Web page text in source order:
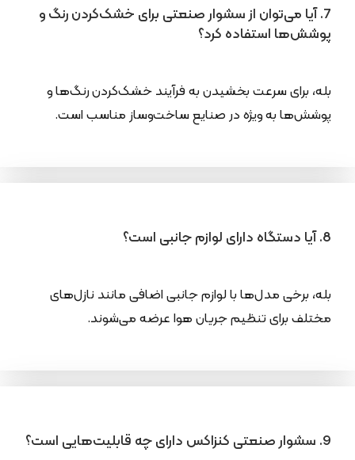
7. آیا می‌توان از سشوار صنعتی برای خشک‌کردن رنگ و
پوشش‌ها استفاده کرد؟
بله، برای سرعت بخشیدن به فرآیند خشک‌کردن رنگ‌ها و
پوشش‌ها به ویژه در صنایع ساخت‌وساز مناسب است.
8. آیا دستگاه دارای لوازم جانبی است؟
بله، برخی مدل‌ها با لوازم جانبی اضافی مانند نازل‌های
مختلف برای تنظیم جریان هوا عرضه می‌شوند.
9. سشوار صنعتی کنزاکس دارای چه قابلیت‌هایی است؟